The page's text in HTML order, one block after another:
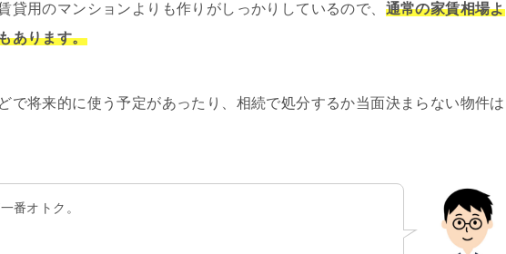
貸用のマンションよりも作りがしっかりしているので、 通常の家賃相場よ
あります。
で将来的に使う予定があったり、相続で処分するか当面決まらない物件は
番オトク。